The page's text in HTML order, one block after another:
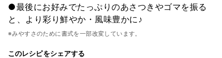
●最後にお好みでたっぷりのあさつきやゴマを振る
と、より彩り鮮やか・風味豊かに♪
※みやすさのために書式を一部改変しています。
このレシピをシェアする